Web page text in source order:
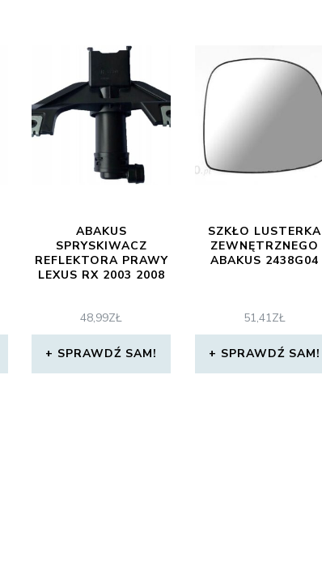
ABAKUS
SPRYSKIWACZ
REFLEKTORA PRAWY
LEXUS RX 2003 2008
48,99ZŁ
SPRAWDŹ SAM!
SZKŁO LUSTERKA
ZEWNĘTRZNEGO
ABAKUS 2438G04
51,41ZŁ
SPRAWDŹ SAM!